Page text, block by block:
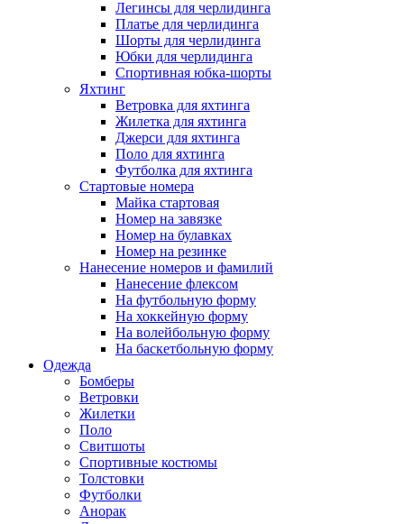
Легинсы для черлидинга
Платье для черлидинга
Шорты для черлидинга
Юбки для черлидинга
Спортивная юбка-шорты
Яхтинг
Ветровка для яхтинга
Жилетка для яхтинга
Джерси для яхтинга
Поло для яхтинга
Футболка для яхтинга
Стартовые номера
Майка стартовая
Номер на завязке
Номер на булавках
Номер на резинке
Нанесение номеров и фамилий
Нанесение флексом
На футбольную форму
На хоккейную форму
На волейбольную форму
На баскетбольную форму
Одежда
Бомберы
Ветровки
Жилетки
Поло
Свитшоты
Спортивные костюмы
Толстовки
Футболки
Анорак